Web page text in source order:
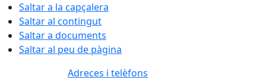
Saltar a la capçalera
Saltar al contingut
Saltar a documents
Saltar al peu de pàgina
Adreces i telèfons